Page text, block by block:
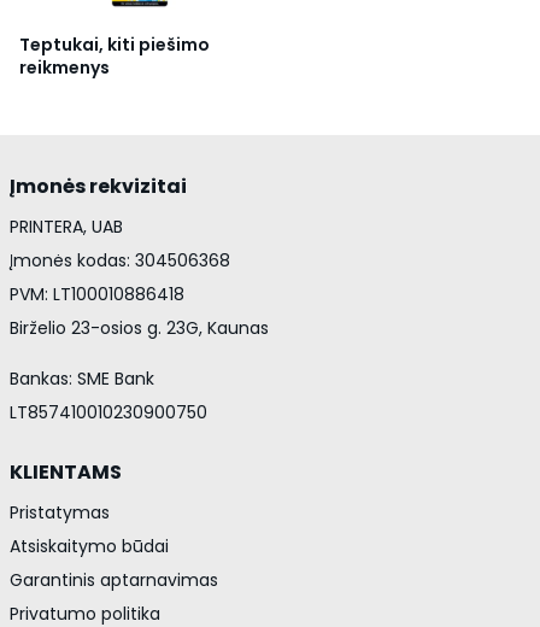
Teptukai, kiti piešimo
reikmenys
Įmonės rekvizitai
PRINTERA, UAB
Įmonės kodas: 304506368
PVM: LT100010886418
Birželio 23-osios g. 23G, Kaunas
Bankas: SME Bank
LT857410010230900750
KLIENTAMS
Pristatymas
Atsiskaitymo būdai
Garantinis aptarnavimas
Privatumo politika